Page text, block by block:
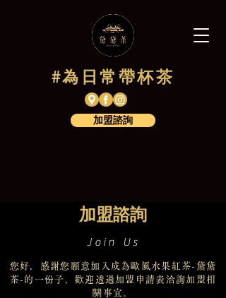
#為日常帶杯茶
加盟諮詢
加盟諮詢
Join Us
您好，感謝您願意加入成為歐風水果紅茶-黛黛
茶-的一份子，歡迎透過加盟申請表洽詢加盟相
關事宜。